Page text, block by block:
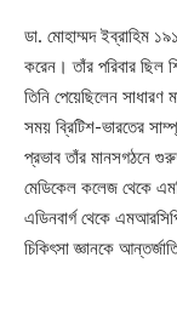
ডা. মোহাম্মদ ইব্রাহিম
করেন। তাঁর পরিবার ছিল
তিনি পেয়েছিলেন
সময় ব্রিটিশ-ভারতের
প্রভাব তাঁর মানসগঠনে
মেডিকেল কলেজ থেকে
এডিনবার্গ থেকে
চিকিৎসা জ্ঞানকে